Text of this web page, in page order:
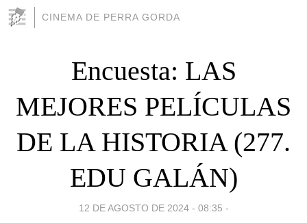
CINEMA DE PERRA GORDA
Encuesta: LAS
MEJORES PELÍCULAS
DE LA HISTORIA (277.
EDU GALÁN)
12 DE AGOSTO DE 2024 - 08:35 -